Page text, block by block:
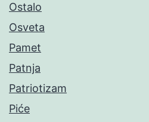
Ostalo
Osveta
Pamet
Patnja
Patriotizam
Piće